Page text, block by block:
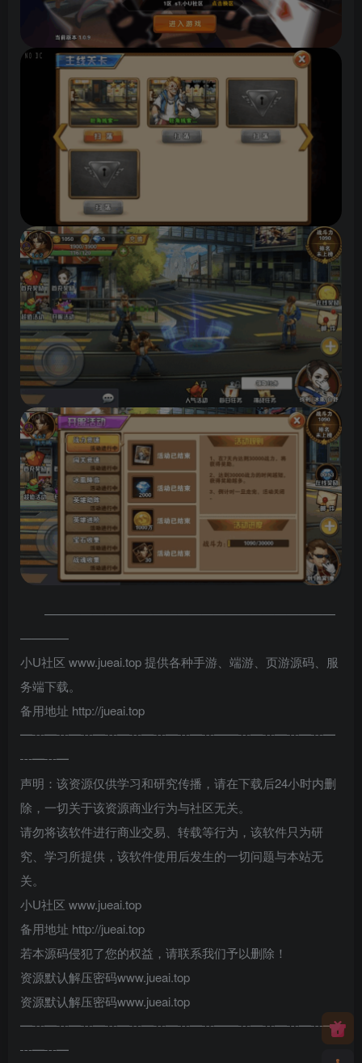
————————————————————————
————
小U社区 www.jueai.top 提供各种手游、端游、页游源码、服
务端下载。
备用地址 http://jueai.top
━┅━┅━┅━┅━┅━┅━┅━┅━━┅━┅━┅━┅━
┅━┅━
声明：该资源仅供学习和研究传播，请在下载后24小时内删
除，一切关于该资源商业行为与社区无关。
请勿将该软件进行商业交易、转载等行为，该软件只为研
究、学习所提供，该软件使用后发生的一切问题与本站无
关。
小U社区 www.jueai.top
备用地址 http://jueai.top
若本源码侵犯了您的权益，请联系我们予以删除！
资源默认解压密码www.jueai.top
资源默认解压密码www.jueai.top
━┅━┅━┅━┅━┅━┅━┅━┅━━┅━┅━┅━┅━
┅━┅━